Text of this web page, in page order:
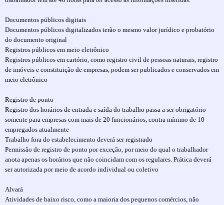
Documentos públicos digitais
Documentos públicos digitalizados terão o mesmo valor jurídico e probatório
do documento original
Registros públicos em meio eletrônico
Registros públicos em cartório, como registro civil de pessoas naturais, registro
de imóveis e constituição de empresas, podem ser publicados e conservados em
meio eletrônico
Registro de ponto
Registro dos horários de entrada e saída do trabalho passa a ser obrigatório
somente para empresas com mais de 20 funcionários, contra mínimo de 10
empregados atualmente
Trabalho fora do estabelecimento deverá ser registrado
Permissão de registro de ponto por exceção, por meio do qual o trabalhador
anota apenas os horários que não coincidam com os regulares. Prática deverá
ser autorizada por meio de acordo individual ou coletivo
Alvará
Atividades de baixo risco, como a maioria dos pequenos comércios, não